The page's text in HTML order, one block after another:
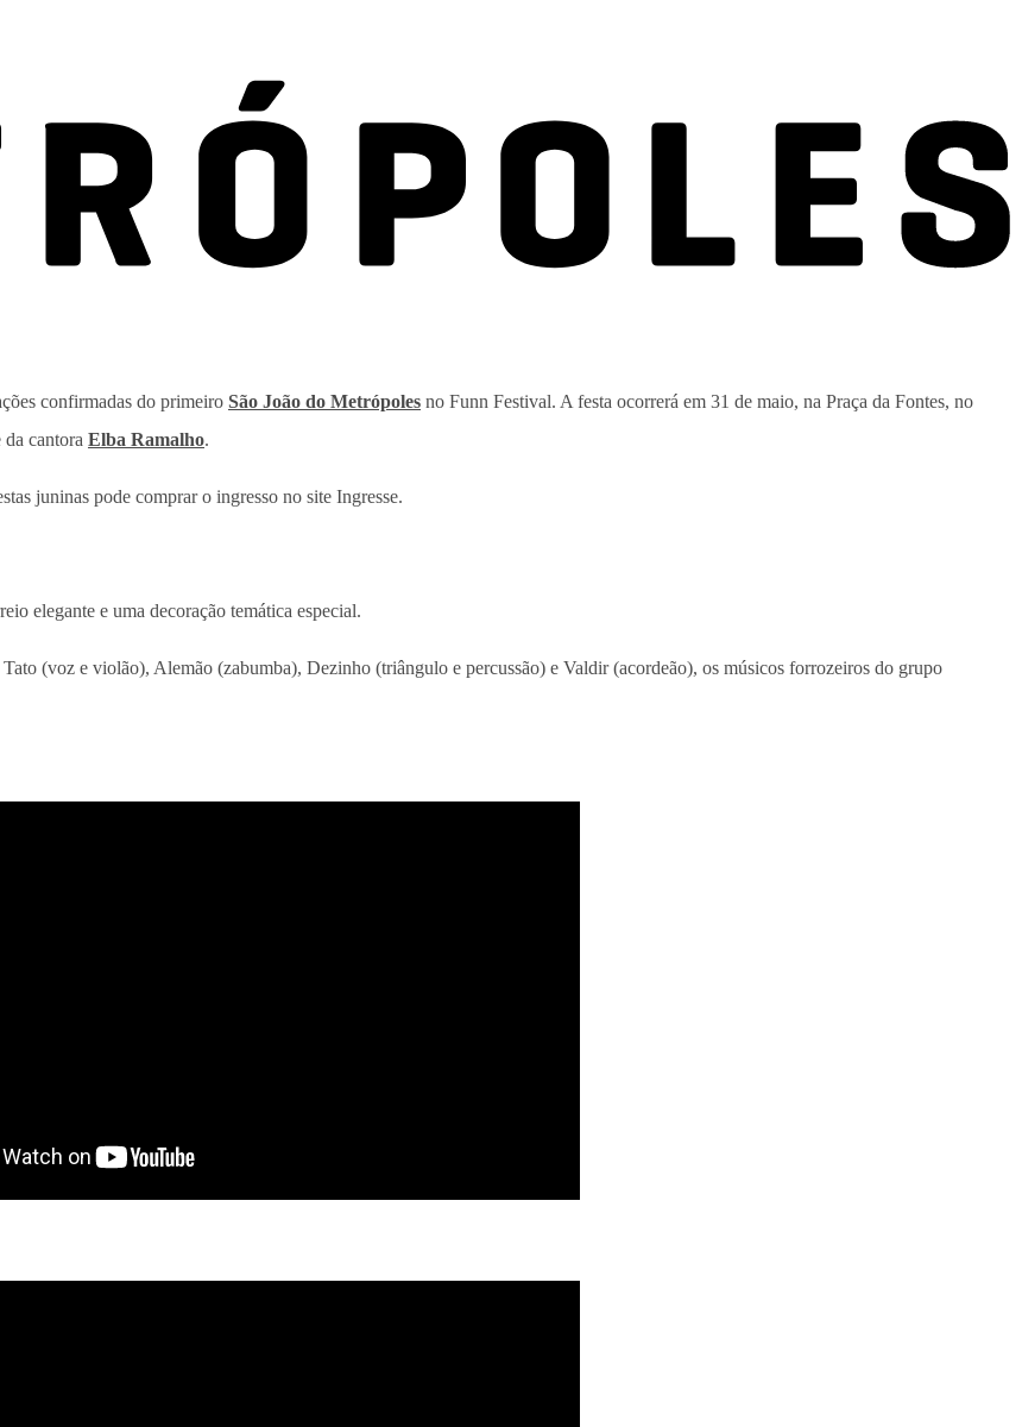
confirmadas do primeiro São João do Metrópoles no Funn Festival. A festa ocorrerá em 31 de maio, na Praça da Fontes, no
cantora Elba Ramalho.
juninas pode comprar o ingresso no site Ingresse.
elegante e uma decoração temática especial.
(voz e violão), Alemão (zabumba), Dezinho (triângulo e percussão) e Valdir (acordeão), os músicos forrozeiros do grupo